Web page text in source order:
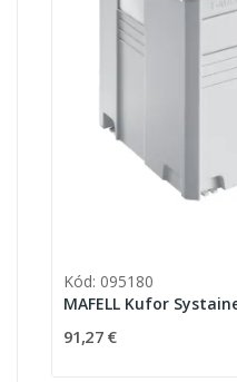
Kód: 095180
MAFELL Kufor
91,27 €